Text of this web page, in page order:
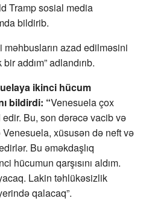
Tramp sosial media
bildirib.
məhbusların azad edilməsini
addım” adlandırıb.
ikinci hücum
bildirdi: “Venesuela çox
Bu, son dərəcə vacib və
Venesuela, xüsusən də neft və
Bu əməkdaşlıq
hücumun qarşısını aldım.
Lakin təhlükəsizlik
qalacaq”.